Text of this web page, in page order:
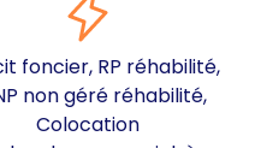
foncier, RP réhabilité,
non géré réhabilité,
Colocation